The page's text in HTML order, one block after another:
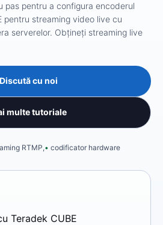
pas pentru a configura encoderul
pentru streaming video live cu
serverelor. Obțineți streaming live
Discută cu noi
multe tutoriale
RTMP, codificator hardware
Teradek CUBE